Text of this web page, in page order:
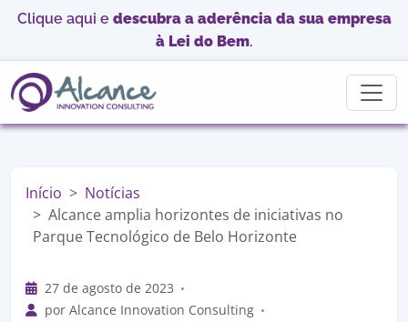
Clique aqui e descubra a aderência da sua empresa
à Lei do Bem.
Início
Notícias
Alcance amplia horizontes de iniciativas no
Parque Tecnológico de Belo Horizonte
27 de agosto de 2023
por Alcance Innovation Consulting